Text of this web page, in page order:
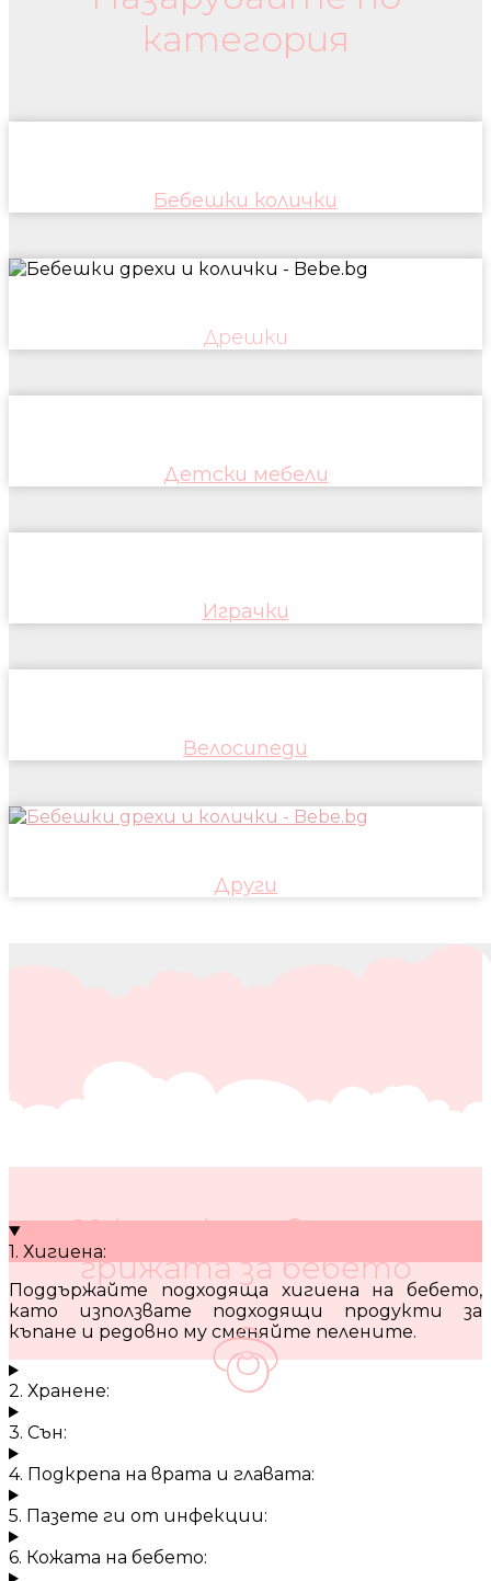
категория
Бебешки колички
Дрешки
Детски мебели
Играчки
Велосипеди
Други
10 кратки съвета за
грижата за бебето
1. Хигиена:
Поддържайте подходяща хигиена на бебето,
като използвате подходящи продукти за
къпане и редовно му сменяйте пелените.
2. Хранене:
3. Сън:
4. Подкрепа на врата и главата:
5. Пазете ги от инфекции:
6. Кожата на бебето: